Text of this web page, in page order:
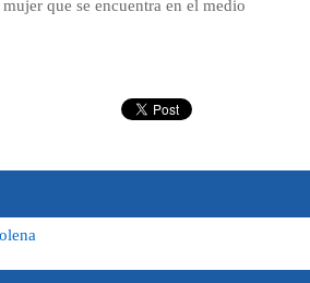
que se encuentra en el medio